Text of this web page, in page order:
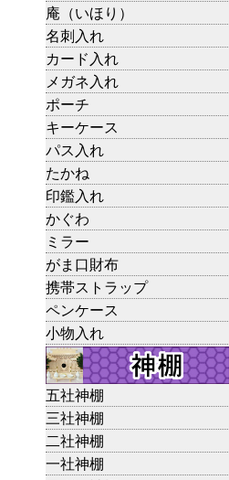
庵（いほり）
名刺入れ
カード入れ
メガネ入れ
ポーチ
キーケース
パス入れ
たかね
印鑑入れ
かぐわ
ミラー
がま口財布
携帯ストラップ
ペンケース
小物入れ
五社神棚
三社神棚
二社神棚
一社神棚